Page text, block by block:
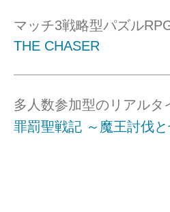
マッチ3戦略型パズル
THE CHASER
多人数参加型のリアル
罪罰聖戦記 ～魔王討伐と